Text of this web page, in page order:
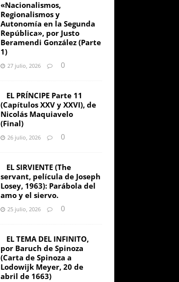
«Nacionalismos,
Regionalismos y
Autonomía en la Segunda
República», por Justo
Beramendi González (Parte
1)
27 julio, 2026 0
EL PRÍNCIPE Parte 11
(Capítulos XXV y XXVI), de
Nicolás Maquiavelo
(Final)
26 julio, 2026 0
EL SIRVIENTE (The
servant, película de Joseph
Losey, 1963): Parábola del
amo y el siervo.
25 julio, 2026 0
EL TEMA DEL INFINITO,
por Baruch de Spinoza
(Carta de Spinoza a
Lodowijk Meyer, 20 de
abril de 1663)